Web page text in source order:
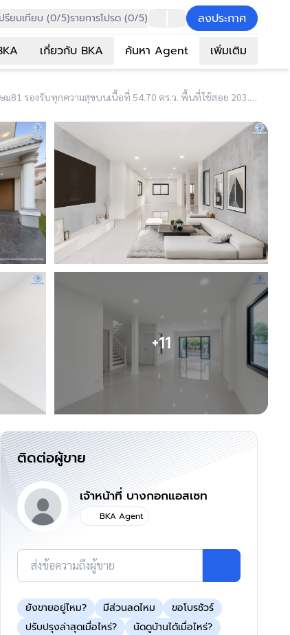
รียบเทียบ (0/5)รายการโปรด (0/5)
ลงประกาศ
เกี่ยวกับ BKA ค้นหา Agent เพิ่มเติม
(B7806) บ้านมือสองตกแต่งใหม่ โครงการ กานดา คลาสสิค วิลล์ เพชรเกษม81 รองรับทุกความสุขบนเนื้อที่ 54.70 ตร.ว. พื้นที่ใช้สอย 203.02 ตร.ม. ฟังก์ชัน 3 ห้องนอน 3 ห้องน้ำ จอดรถได้ 2 คัน พร้อมเข้าอยู่ บนทำเลเดินทางสะดวกเชื่อมต่อ ถนนเพชรเกษม, ถนนเอกชัย, ถนนกาญจนาภิเษก, ถนนพระราม2 ใกล้จุดขึ้นทางด่วน "พระราม2" และเซ็นทรัล พระราม2
+11
ติดต่อผู้ขาย
เจ้าหน้าที่ บางกอกแอสเซท
BKA Agent
ส่งข้อความถึงผู้ขาย
ยังขายอยู่ไหม? มีส่วนลดไหม
ขอโบรชัวร์
ปรับปรุงล่าสุดเมื่อไหร่?
นัดดูบ้านได้เมื่อไหร่?